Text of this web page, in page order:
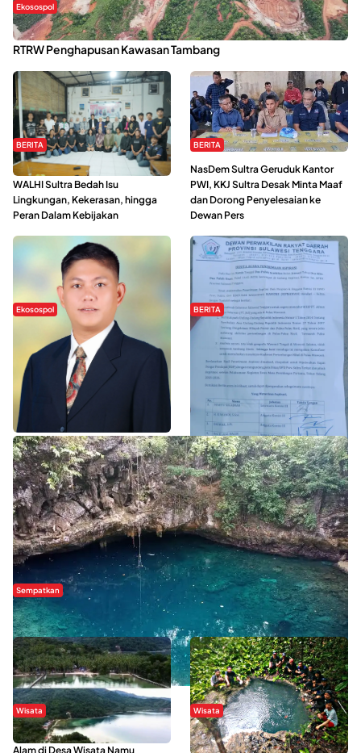
Ekosospol
Kabaena Menanti Kepastian Pemulihan Lingkungan Usai Revisi
RTRW Penghapusan Kawasan Tambang
BERITA
Refleksi Gerakan Perempuan,
WALHI Sultra Bedah Isu
Lingkungan, Kekerasan, hingga
Peran Dalam Kebijakan
BERITA
NasDem Sultra Geruduk Kantor
PWI, KKJ Sultra Desak Minta Maaf
dan Dorong Penyelesaian ke
Dewan Pers
Ekosospol
Slogan Pemberdayaan Lokal
Dinilai Hanya Pemanis, Tokoh
Pemuda Wilalang Kritik Dominasi
Orang Luar
BERITA
Hipmawani Bersama DPRD Sultra
Sepakati RDP Perihal IUP
Pertambangan di Pulau Wawonii
WISATA SULTRA >>
Sempatkan
Danau Rebi-Rebi, Pesona Alam Tersembunyi di Morowali
Wisata
Menikmati Suasana Keindahan
Alam di Desa Wisata Namu
Wisata
Sering Menjadi Tempat Refreshing
Mahasiswa KKN, Yuk Kunjungi